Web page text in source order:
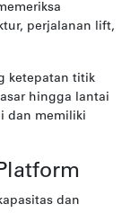
perjalanan lift,
ketepatan titik
hingga lantai
dan memiliki
dan